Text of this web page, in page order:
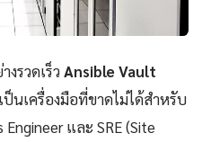
รวดเร็วAnsible Vault
ป็นเครื่องมือที่ขาดไม่ได้สำหรับ
Engineer และ SRE (Site